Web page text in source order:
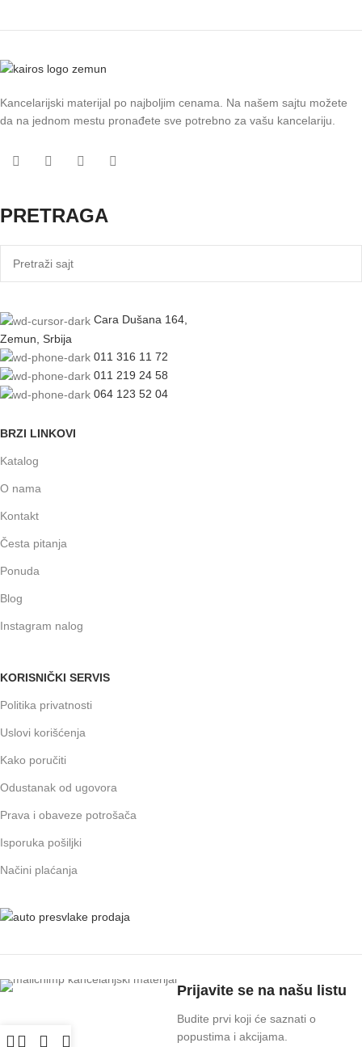
Kancelarijski materijal po najboljim cenama. Na našem sajtu možete
da na jednom mestu pronađete sve potrebno za vašu kancelariju.
PRETRAGA
Cara Dušana 164,
Zemun, Srbija
011 316 11 72
011 219 24 58
064 123 52 04
BRZI LINKOVI
Katalog
O nama
Kontakt
Česta pitanja
Ponuda
Blog
Instagram nalog
KORISNIČKI SERVIS
Politika privatnosti
Uslovi korišćenja
Kako poručiti
Odustanak od ugovora
Prava i obaveze potrošača
Isporuka pošiljki
Načini plaćanja
Prijavite se na našu listu
Budite prvi koji će saznati o
popustima i akcijama.